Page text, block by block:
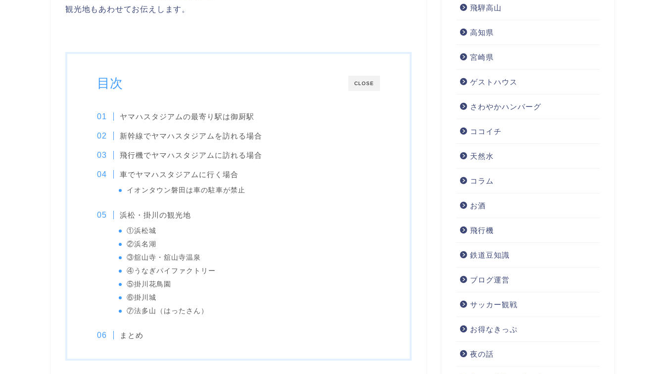
観光地もあわせてお伝えします。
CLOSE
目次
ヤマハスタジアムの最寄り駅は御厨駅
新幹線でヤマハスタジアムを訪れる場合
飛行機でヤマハスタジアムに訪れる場合
車でヤマハスタジアムに行く場合
イオンタウン磐田は車の駐車が禁止
浜松・掛川の観光地
①浜松城
②浜名湖
③舘山寺・舘山寺温泉
④うなぎパイファクトリー
⑤掛川花鳥園
⑥掛川城
⑦法多山（はったさん）
まとめ
飛騨高山
高知県
宮崎県
ゲストハウス
さわやかハンバーグ
ココイチ
天然水
コラム
お酒
飛行機
鉄道豆知識
ブログ運営
サッカー観戦
お得なきっぷ
夜の話